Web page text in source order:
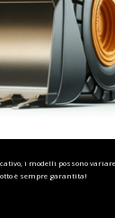
i modelli possono
è sempre garantita!